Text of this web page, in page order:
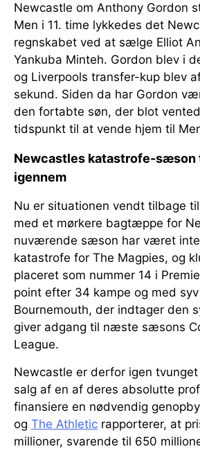
Newcastle om Anthony Gordon
Men i 11. time lykkedes det
regnskabet ved at sælge Elliot
Yankuba Minteh. Gordon blev i
og Liverpools transfer-kup blev
sekund. Siden da har Gordon
den fortabte søn, der blot
tidspunkt til at vende hjem til
Newcastles katastrofe-sæson
igennem
Nu er situationen vendt tilbage
med et mørkere bagtæppe for
nuværende sæson har været
katastrofe for The Magpies, og
placeret som nummer 14 i
point efter 34 kampe og med
Bournemouth, der indtager den
giver adgang til næste sæsons
League.
Newcastle er derfor igen
salg af en af deres absolutte
finansiere en nødvendig
og The Athletic rapporterer, at
millioner, svarende til 650